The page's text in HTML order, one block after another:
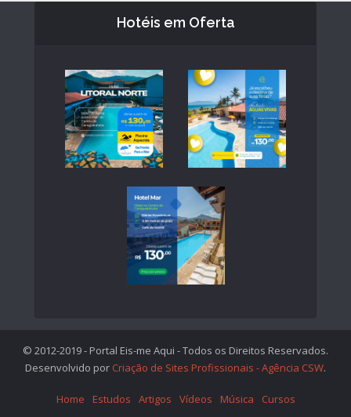
Hotéis em Oferta
© 2012-2019 - Portal Eis-me Aqui - Todos os Direitos Reservados.
Desenvolvido por Criação de Sites Profissionais - Agência CSW.
Home Estudos Artigos Vídeos Música Cursos